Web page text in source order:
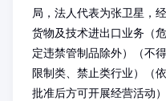
局，法人代表为张卫星，
货物及技术进出口业务（
定违禁管制品除外）（不
限制类、禁止类行业）（
批准后方可开展经营活动）